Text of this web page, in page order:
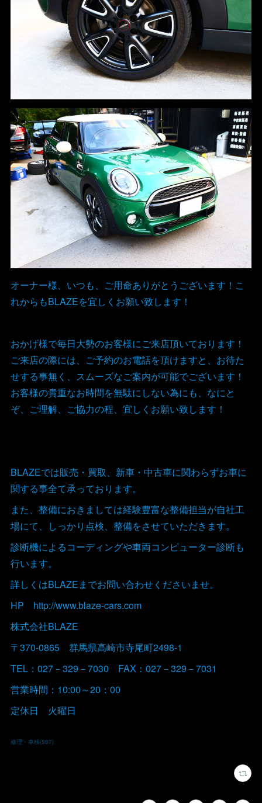
オーナー様、いつも、ご用命ありがとうございます！こ
れからもBLAZEを宜しくお願い致します！
おかげ様で毎日大勢のお客様にご来店頂いております！
ご来店の際には、ご予約のお電話を頂けますと、お待た
せする事無く、スムーズなご案内が可能でございます！
お客様の貴重なお時間を無駄にしない為にも、なにと
ぞ、ご理解、ご協力の程、宜しくお願い致します！
BLAZEでは販売・買取、新車・中古車に関わらずお車に
関する事全て承っております。
また、整備におきましては経験豊富な整備担当が自社工
場にて、しっかり点検、整備をさせていただきます。
診断機によるコーディングや車両コンピューター診断も
行います。
詳しくはBLAZEまでお問い合わせくださいませ。
HP http://www.blaze-cars.com
株式会社BLAZE
〒370-0865 群馬県高崎市寺尾町2498-1
TEL：027－329－7030 FAX：027－329－7031
営業時間：10:00～20：00
定休日 火曜日
修理・車検(587)